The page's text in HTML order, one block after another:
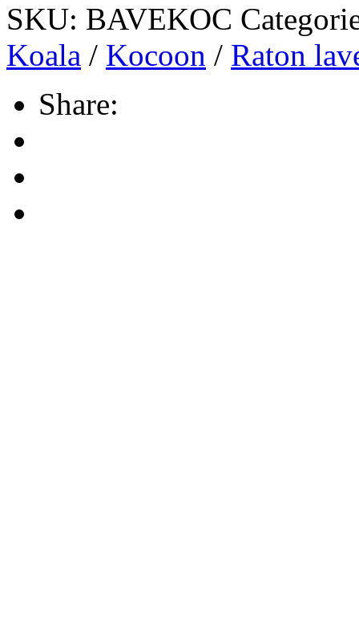
SKU: BAVEKOC
Koala / Kocoon / Raton
Share: